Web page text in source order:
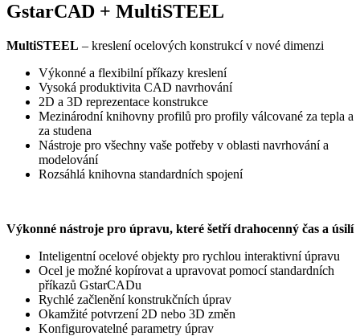
GstarCAD + MultiSTEEL
MultiSTEEL – kreslení ocelových konstrukcí v nové dimenzi
Výkonné a flexibilní příkazy kreslení
Vysoká produktivita CAD navrhování
2D a 3D reprezentace konstrukce
Mezinárodní knihovny profilů pro profily válcované za tepla a
za studena
Nástroje pro všechny vaše potřeby v oblasti navrhování a
modelování
Rozsáhlá knihovna standardních spojení
Výkonné nástroje pro úpravu, které šetří drahocenný čas a úsilí
Inteligentní ocelové objekty pro rychlou interaktivní úpravu
Ocel je možné kopírovat a upravovat pomocí standardních
příkazů GstarCADu
Rychlé začlenění konstrukčních úprav
Okamžité potvrzení 2D nebo 3D změn
Konfigurovatelné parametry úprav